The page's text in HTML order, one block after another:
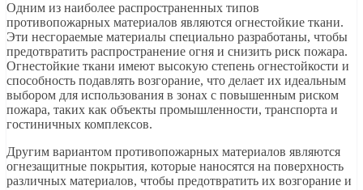
Одним из наиболее распространенных типов
противопожарных материалов являются огнестойкие ткани.
Эти несгораемые материалы специально разработаны, чтобы
предотвратить распространение огня и снизить риск пожара.
Огнестойкие ткани имеют высокую степень огнестойкости и
способность подавлять возгорание, что делает их идеальным
выбором для использования в зонах с повышенным риском
пожара, таких как объекты промышленности, транспорта и
гостиничных комплексов.
Другим вариантом противопожарных материалов являются
огнезащитные покрытия, которые наносятся на поверхность
различных материалов, чтобы предотвратить их возгорание и